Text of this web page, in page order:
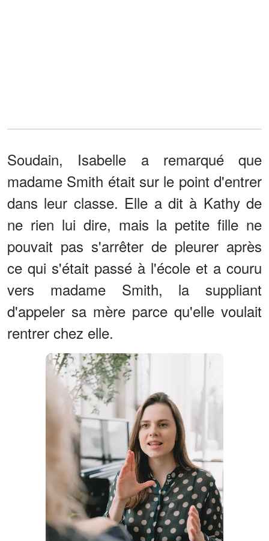
Soudain, Isabelle a remarqué que
madame Smith était sur le point d'entrer
dans leur classe. Elle a dit à Kathy de
ne rien lui dire, mais la petite fille ne
pouvait pas s'arrêter de pleurer après
ce qui s'était passé à l'école et a couru
vers madame Smith, la suppliant
d'appeler sa mère parce qu'elle voulait
rentrer chez elle.